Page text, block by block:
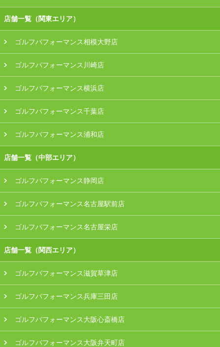
店舗一覧（関東エリア）
ゴルフパフォーマンス相模大野店
ゴルフパフォーマンス川崎店
ゴルフパフォーマンス横浜店
ゴルフパフォーマンス千葉店
ゴルフパフォーマンス浦和店
店舗一覧（中部エリア）
ゴルフパフォーマンス静岡店
ゴルフパフォーマンス名古屋駅前店
ゴルフパフォーマンス名古屋栄店
店舗一覧（関西エリア）
ゴルフパフォーマンス滋賀草津店
ゴルフパフォーマンス兵庫三田店
ゴルフパフォーマンス大阪心斎橋店
ゴルフパフォーマンス大阪弁天町店